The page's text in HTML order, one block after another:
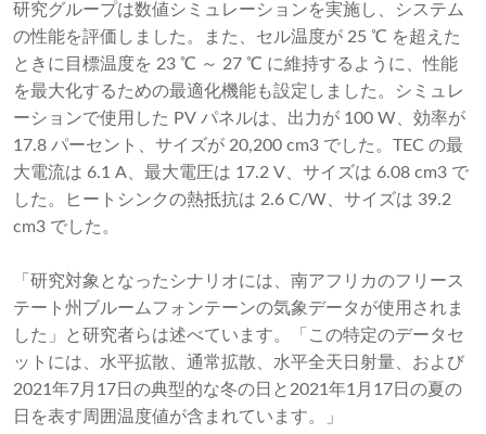
研究グループは数値シミュレーションを実施し、システム
の性能を評価しました。また、セル温度が 25 ℃ を超えた
ときに目標温度を 23 ℃ ～ 27 ℃ に維持するように、性能
を最大化するための最適化機能も設定しました。シミュレ
ーションで使用した PV パネルは、出力が 100 W、効率が
17.8 パーセント、サイズが 20,200 cm3 でした。TEC の最
大電流は 6.1 A、最大電圧は 17.2 V、サイズは 6.08 cm3 で
した。ヒートシンクの熱抵抗は 2.6 C/W、サイズは 39.2
cm3 でした。
「研究対象となったシナリオには、南アフリカのフリース
テート州ブルームフォンテーンの気象データが使用されま
した」と研究者らは述べています。「この特定のデータセ
ットには、水平拡散、通常拡散、水平全天日射量、および
2021年7月17日の典型的な冬の日と2021年1月17日の夏の
日を表す周囲温度値が含まれています。」